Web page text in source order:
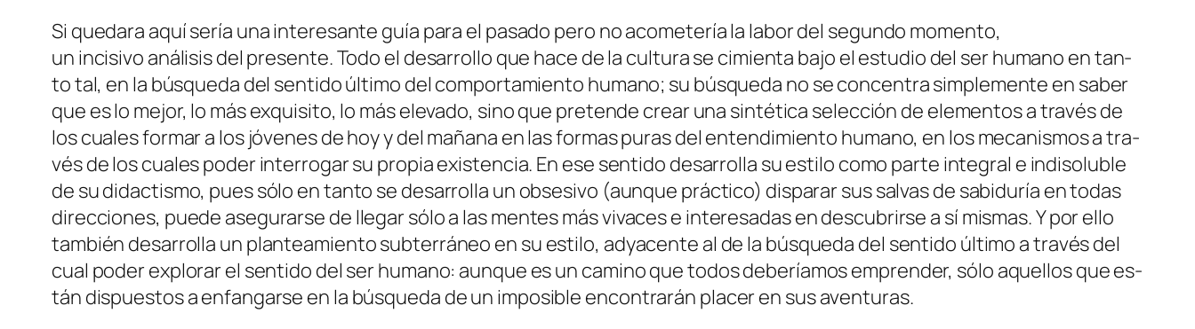
Si que­da­ra aquí se­ría una in­tere­san­te guía pa­ra el pa­sa­do pe­ro no aco­me­te­ría la la­bor del se­gun­do mo­men­to,
un in­ci­si­vo aná­li­sis del pre­sen­te. Todo el de­sa­rro­llo que ha­ce de la cul­tu­ra se ci­mien­ta ba­jo el es­tu­dio del ser hu­mano en tan­
to tal, en la bús­que­da del sen­ti­do úl­ti­mo del com­por­ta­mien­to hu­mano; su bús­que­da no se con­cen­tra sim­ple­men­te en sa­ber
que es lo me­jor, lo más ex­qui­si­to, lo más ele­va­do, sino que pre­ten­de crear una sin­té­ti­ca se­lec­ción de ele­men­tos a tra­vés de
los cua­les for­mar a los jó­ve­nes de hoy y del ma­ña­na en las for­mas pu­ras del en­ten­di­mien­to hu­mano, en los me­ca­nis­mos a tra­
vés de los cua­les po­der in­te­rro­gar su pro­pia exis­ten­cia. En ese sen­ti­do de­sa­rro­lla su es­ti­lo co­mo par­te in­te­gral e in­di­so­lu­ble
de su di­dac­tis­mo, pues só­lo en tan­to se de­sa­rro­lla un ob­se­si­vo (aun­que prác­ti­co) dis­pa­rar sus sal­vas de sa­bi­du­ría en to­das
di­rec­cio­nes, pue­de ase­gu­rar­se de lle­gar só­lo a las men­tes más vi­va­ces e in­tere­sa­das en des­cu­brir­se a sí mis­mas. Y por ello
tam­bién de­sa­rro­lla un plan­tea­mien­to sub­te­rrá­neo en su es­ti­lo, ad­ya­cen­te al de la bús­que­da del sen­ti­do úl­ti­mo a tra­vés del
cual po­der ex­plo­rar el sen­ti­do del ser hu­mano: aun­que es un ca­mino que to­dos de­be­ría­mos em­pren­der, só­lo aque­llos que es­
tán dis­pues­tos a en­fan­gar­se en la bús­que­da de un im­po­si­ble en­con­tra­rán pla­cer en sus aventuras.